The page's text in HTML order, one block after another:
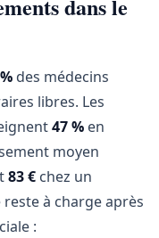
dans le
des médecins
libres. Les
47 % en
moyen
83 € chez un
à charge après
: